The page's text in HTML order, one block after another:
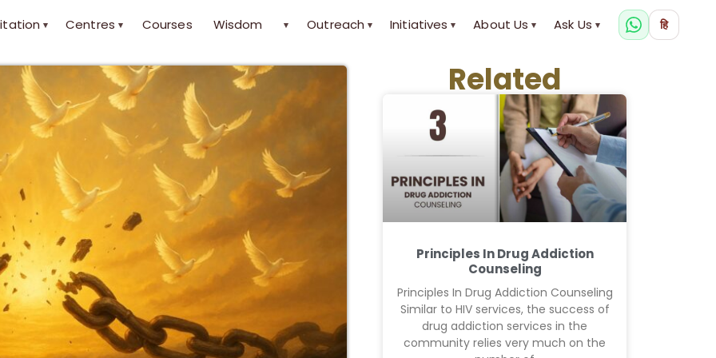
▾ Centres ▾ Courses Wisdom ▾ Outreach ▾ Initiatives ▾ About Us ▾ Ask Us ▾ हि
Related
Principles In Drug Addiction
Counseling
Principles In Drug Addiction Counseling
Similar to HIV services, the success of
drug addiction services in the
community relies very much on the